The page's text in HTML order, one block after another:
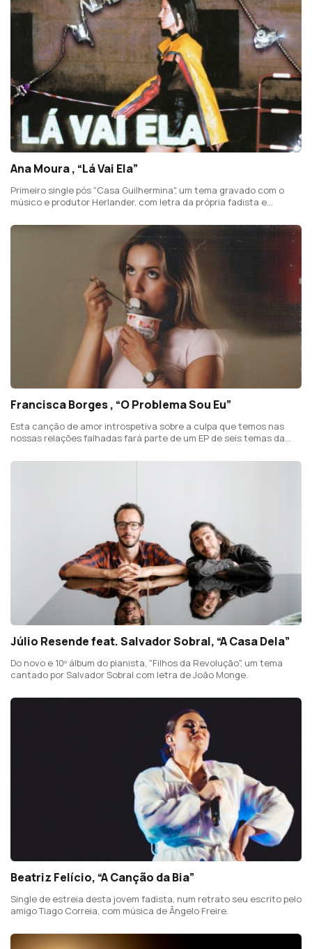
Ana Moura , “Lá Vai Ela”
Primeiro single pós "Casa Guilhermina", um tema gravado com o
músico e produtor Herlander, com letra da própria fadista e
Francisca Borges , “O Problema Sou Eu”
Esta canção de amor introspetiva sobre a culpa que temos nas
nossas relações falhadas fará parte de um EP de seis temas da
Júlio Resende feat. Salvador Sobral, “A Casa Dela”
Do novo e 10º álbum do pianista, "Filhos da Revolução", um tema
cantado por Salvador Sobral com letra de João Monge.
Beatriz Felício, “A Canção da Bia”
Single de estreia desta jovem fadista, num retrato seu escrito pelo
amigo Tiago Correia, com música de Ângelo Freire.